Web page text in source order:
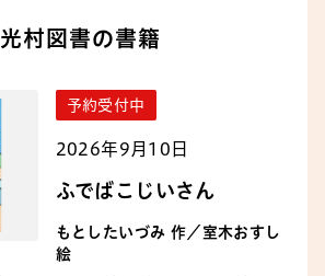
光村図書の書籍
予約受付中
2026年9月10日
ふでばこじいさん
もとしたいづみ 作／室木おすし
絵